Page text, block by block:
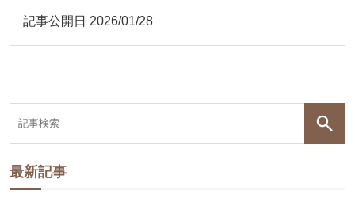
記事公開日 2026/01/28
最新記事